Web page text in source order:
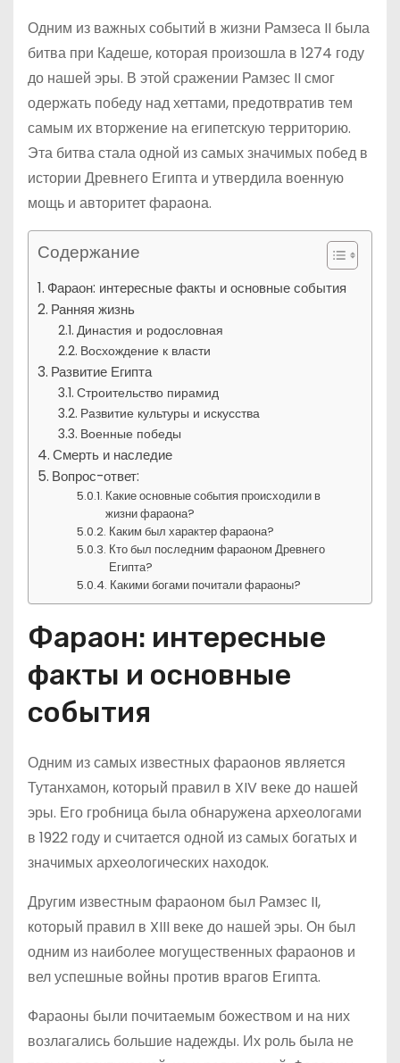
Одним из важных событий в жизни Рамзеса II была
битва при Кадеше, которая произошла в 1274 году
до нашей эры. В этой сражении Рамзес II смог
одержать победу над хеттами, предотвратив тем
самым их вторжение на египетскую территорию.
Эта битва стала одной из самых значимых побед в
истории Древнего Египта и утвердила военную
мощь и авторитет фараона.
Содержание
Фараон: интересные факты и основные события
Ранняя жизнь
Династия и родословная
Восхождение к власти
Развитие Египта
Строительство пирамид
Развитие культуры и искусства
Военные победы
Смерть и наследие
Вопрос-ответ:
Какие основные события происходили в
жизни фараона?
Каким был характер фараона?
Кто был последним фараоном Древнего
Египта?
Какими богами почитали фараоны?
Фараон: интересные
факты и основные
события
Одним из самых известных фараонов является
Тутанхамон, который правил в XIV веке до нашей
эры. Его гробница была обнаружена археологами
в 1922 году и считается одной из самых богатых и
значимых археологических находок.
Другим известным фараоном был Рамзес II,
который правил в XIII веке до нашей эры. Он был
одним из наиболее могущественных фараонов и
вел успешные войны против врагов Египта.
Фараоны были почитаемым божеством и на них
возлагались большие надежды. Их роль была не